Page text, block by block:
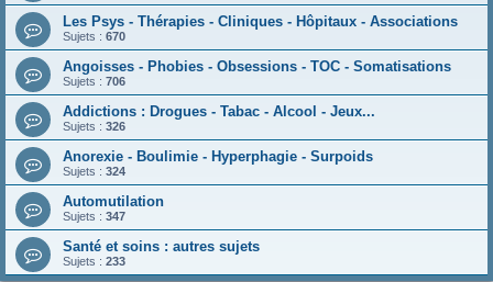
Les Psys - Thérapies - Cliniques - Hôpitaux - Associations
Sujets : 670
Angoisses - Phobies - Obsessions - TOC - Somatisations
Sujets : 706
Addictions : Drogues - Tabac - Alcool - Jeux...
Sujets : 326
Anorexie - Boulimie - Hyperphagie - Surpoids
Sujets : 324
Automutilation
Sujets : 347
Santé et soins : autres sujets
Sujets : 233